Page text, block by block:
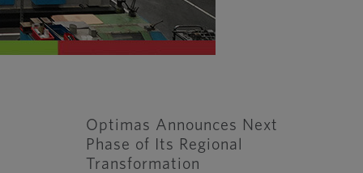
Optimas Announces Next
Phase of Its Regional
Transformation